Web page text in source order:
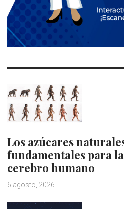
Los azúcares
fundamentales para
cerebro humano
6 agosto, 2026